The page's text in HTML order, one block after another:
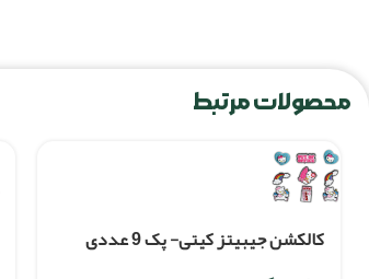
محصولات مرتبط
کالکشن جیبیتز کیتی- پک 9 عددی